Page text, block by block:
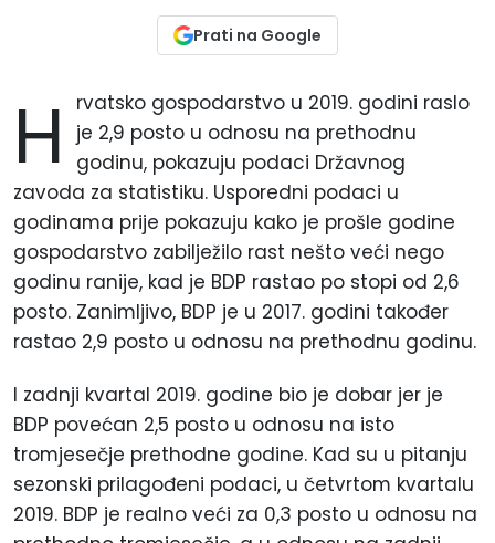
Prati na Google
H
rvatsko gospodarstvo u 2019. godini raslo
je 2,9 posto u odnosu na prethodnu
godinu, pokazuju podaci Državnog
zavoda za statistiku. Usporedni podaci u
godinama prije pokazuju kako je prošle godine
gospodarstvo zabilježilo rast nešto veći nego
godinu ranije, kad je BDP rastao po stopi od 2,6
posto. Zanimljivo, BDP je u 2017. godini također
rastao 2,9 posto u odnosu na prethodnu godinu.
I zadnji kvartal 2019. godine bio je dobar jer je
BDP povećan 2,5 posto u odnosu na isto
tromjesečje prethodne godine. Kad su u pitanju
sezonski prilagođeni podaci, u četvrtom kvartalu
2019. BDP je realno veći za 0,3 posto u odnosu na